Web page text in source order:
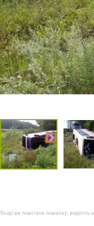
Якщо ви помітили помилку, виділіть